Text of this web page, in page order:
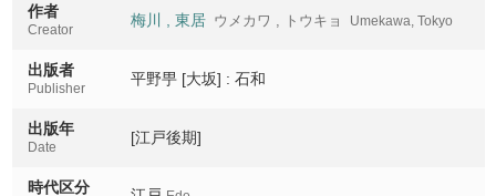
Hiunkaku
Higashihonganji daimon
Atagoyama higurashinotaki
西山月輪寺
作者
Creator
梅川 , 東居 ウメカワ , トウキョ Umekawa, Tokyo
出版者
Publisher
平野甼 [大坂] : 石和
出版年
Date
[江戸後期]
時代区分